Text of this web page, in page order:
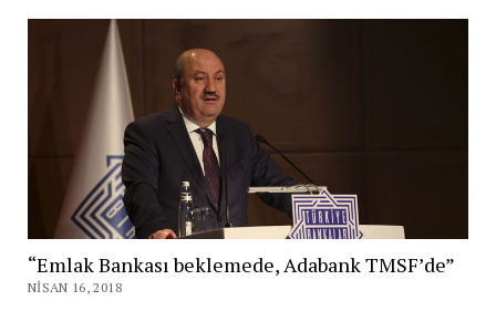
“Emlak Bankası beklemede, Adabank TMSF’de”
NISAN 16, 2018